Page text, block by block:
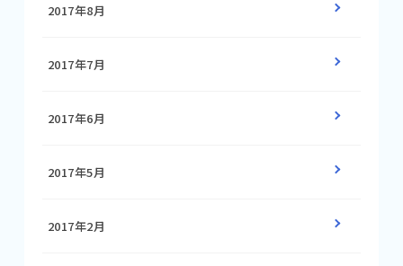
2017年8月
2017年7月
2017年6月
2017年5月
2017年2月